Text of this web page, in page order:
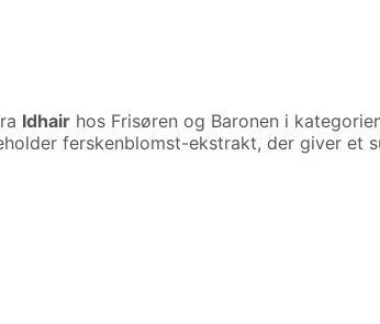
Idhair hos Frisøren og Baronen i
ferskenblomst-ekstrakt, der giver et